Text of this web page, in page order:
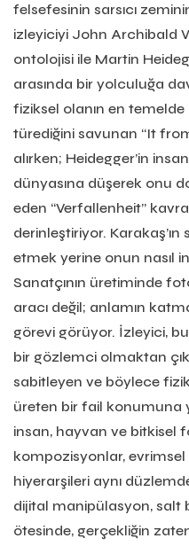
felsefesinin sarsıcı
izleyiciyi John Archibald
ontolojisi ile Martin
arasında bir yolculuğa
fiziksel olanın en
türediğini savunan “It
alırken; Heidegger’in
dünyasına düşerek onu
eden “Verfallenheit”
derinleştiriyor.
etmek yerine onun nasıl
Sanatçının üretiminde
aracı değil; anlamın
görevi görüyor. İzleyici,
bir gözlemci olmaktan
sabitleyen ve böylece
üreten bir fail konumuna
insan, hayvan ve bitkisel
kompozisyonlar,
hiyerarşileri aynı
dijital manipülasyon, salt
ötesinde, gerçekliğin